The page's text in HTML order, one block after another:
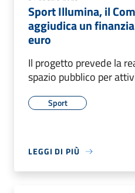
Sport Illumina, il
aggiudica un
euro
Il progetto prevede la
spazio pubblico per
Sport
LEGGI DI PIÙ